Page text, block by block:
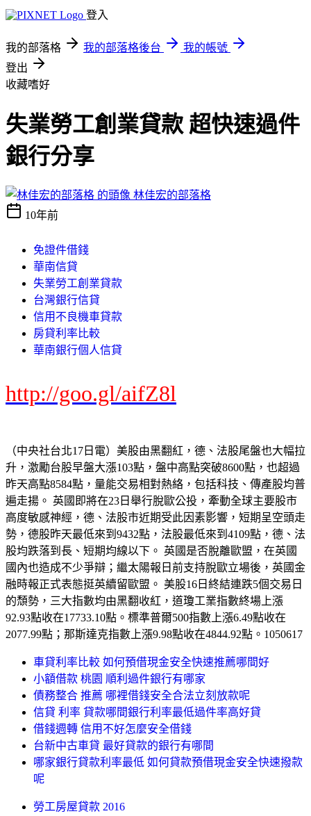
登入
我的部落格 我的部落格後台
我的帳號
登出
收藏嗜好
失業勞工創業貸款 超快速過件
銀行分享
林佳宏的部落格
10年前
免證件借錢
華南信貸
失業勞工創業貸款
台灣銀行信貸
信用不良機車貸款
房貸利率比較
華南銀行個人信貸
http://goo.gl/aifZ8l
（中央社台北17日電）美股由黑翻紅，德、法股尾盤也大幅拉
升，激勵台股早盤大漲103點，盤中高點突破8600點，也超過
昨天高點8584點，量能交易相對熱絡，包括科技、傳產股均普
遍走揚。 英國即將在23日舉行脫歐公投，牽動全球主要股市
高度敏感神經，德、法股市近期受此因素影響，短期呈空頭走
勢，德股昨天最低來到9432點，法股最低來到4109點，德、法
股均跌落到長、短期均線以下。 英國是否脫離歐盟，在英國
國內也造成不少爭辯；繼太陽報日前支持脫歐立場後，英國金
融時報正式表態挺英續留歐盟。 美股16日終結連跌5個交易日
的頹勢，三大指數均由黑翻收紅，道瓊工業指數終場上漲
92.93點收在17733.10點。標準普爾500指數上漲6.49點收在
2077.99點；那斯達克指數上漲9.98點收在4844.92點。1050617
車貸利率比較 如何預借現金安全快速推薦哪間好
小額借款 桃園 順利過件銀行有哪家
債務整合 推薦 哪裡借錢安全合法立刻放款呢
信貸 利率 貸款哪間銀行利率最低過件率高好貸
借錢週轉 信用不好怎麼安全借錢
台新中古車貸 最好貸款的銀行有哪間
哪家銀行貸款利率最低 如何貸款預借現金安全快速撥款
呢
勞工房屋貸款 2016